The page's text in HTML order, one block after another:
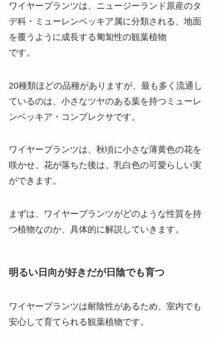
ワイヤープランツは、 ニュージーランド原産のタ
デ科・ミューレンベッキア属に分類される、地面
を覆うように成長する匍匐性の観葉植物
です。
20種類ほどの品種がありますが、最も多く流通し
ているのは、小さなツヤのある葉を持つミューレ
ンベッキア・コンプレクサです。
ワイヤープランツは、秋頃に小さな薄黄色の花を
咲かせ、花が落ちた後は、乳白色の可愛らしい実
ができます。
まずは、ワイヤープランツがどのような性質を持
つ植物なのか、具体的に解説していきます。
明るい日向が好きだが日陰でも育つ
ワイヤープランツは耐陰性があるため、室内でも
安心して育てられる観葉植物です。